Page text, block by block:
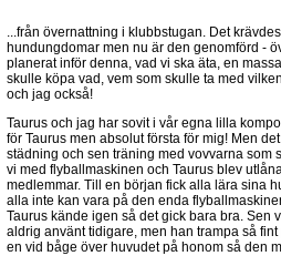
...från övernattning i klubbstugan. Det
hundungdomar men nu är den genomförd -
planerat inför denna, vad vi ska äta, en
skulle köpa vad, vem som skulle ta med
och jag också!
Taurus och jag har sovit i vår egna lilla
för Taurus men absolut första för mig! Men
städning och sen träning med vovvarna som
vi med flyballmaskinen och Taurus blev
medlemmar. Till en början fick alla lära sina
alla inte kan vara på den enda
Taurus kände igen så det gick bara bra. Sen
aldrig använt tidigare, men han trampa så
en vid båge över huvudet på honom så den